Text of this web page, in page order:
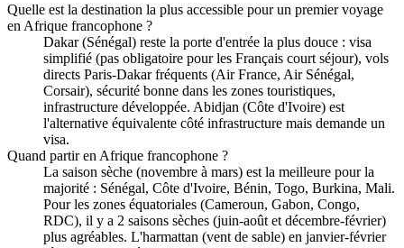
Quelle est la destination la plus accessible pour un premier voyage
en Afrique francophone ?
Dakar (Sénégal) reste la porte d'entrée la plus douce : visa
simplifié (pas obligatoire pour les Français court séjour), vols
directs Paris-Dakar fréquents (Air France, Air Sénégal,
Corsair), sécurité bonne dans les zones touristiques,
infrastructure développée. Abidjan (Côte d'Ivoire) est
l'alternative équivalente côté infrastructure mais demande un
visa.
Quand partir en Afrique francophone ?
La saison sèche (novembre à mars) est la meilleure pour la
majorité : Sénégal, Côte d'Ivoire, Bénin, Togo, Burkina, Mali.
Pour les zones équatoriales (Cameroun, Gabon, Congo,
RDC), il y a 2 saisons sèches (juin-août et décembre-février)
plus agréables. L'harmattan (vent de sable) en janvier-février